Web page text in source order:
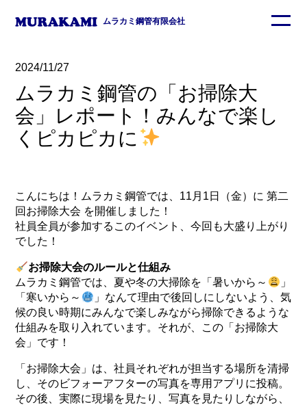
ムラカミ鋼管有限会社
2024/11/27
ムラカミ鋼管の「お掃除大
会」レポート！みんなで楽し
くピカピカに
こんにちは！ムラカミ鋼管では、11月1日（金）に 第二
回お掃除大会 を開催しました！
社員全員が参加するこのイベント、今回も大盛り上がり
でした！
お掃除大会のルールと仕組み
ムラカミ鋼管では、夏や冬の大掃除を「暑いから～
」
「寒いから～
」なんて理由で後回しにしないよう、気
候の良い時期にみんなで楽しみながら掃除できるような
仕組みを取り入れています。それが、この「お掃除大
会」です！
「お掃除大会」は、社員それぞれが担当する場所を清掃
し、そのビフォーアフターの写真を専用アプリに投稿。
その後、実際に現場を見たり、写真を見たりしながら、